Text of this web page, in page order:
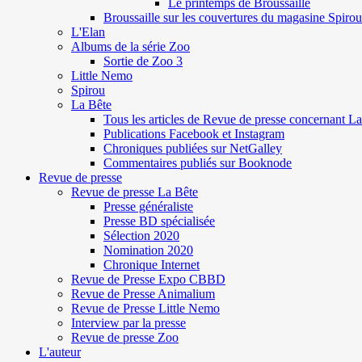
Broussaille sur les couvertures du magasine Spirou
L'Elan
Albums de la série Zoo
Sortie de Zoo 3
Little Nemo
Spirou
La Bête
Tous les articles de Revue de presse concernant
Publications Facebook et Instagram
Chroniques publiées sur NetGalley
Commentaires publiés sur Booknode
Revue de presse
Revue de presse La Bête
Presse généraliste
Presse BD spécialisée
Sélection 2020
Nomination 2020
Chronique Internet
Revue de Presse Expo CBBD
Revue de Presse Animalium
Revue de Presse Little Nemo
Interview par la presse
Revue de presse Zoo
L'auteur